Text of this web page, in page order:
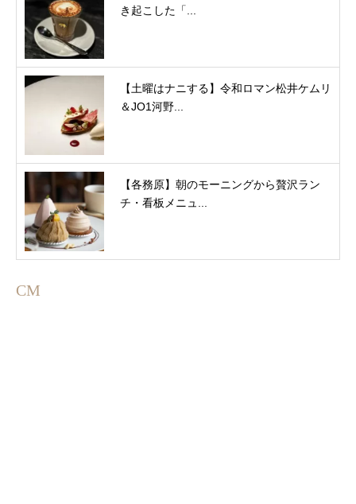
き起こした「...
【土曜はナニする】令和ロマン松井ケムリ
＆JO1河野...
【各務原】朝のモーニングから贅沢ラン
チ・看板メニュ...
CM